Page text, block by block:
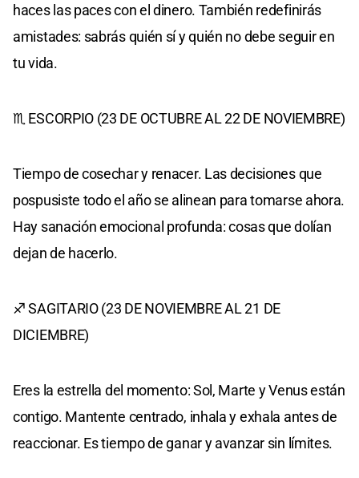
haces las paces con el dinero. También redefinirás
amistades: sabrás quién sí y quién no debe seguir en
tu vida.
♏ ESCORPIO (23 DE OCTUBRE AL 22 DE NOVIEMBRE)
Tiempo de cosechar y renacer. Las decisiones que
pospusiste todo el año se alinean para tomarse ahora.
Hay sanación emocional profunda: cosas que dolían
dejan de hacerlo.
♐ SAGITARIO (23 DE NOVIEMBRE AL 21 DE
DICIEMBRE)
Eres la estrella del momento: Sol, Marte y Venus están
contigo. Mantente centrado, inhala y exhala antes de
reaccionar. Es tiempo de ganar y avanzar sin límites.